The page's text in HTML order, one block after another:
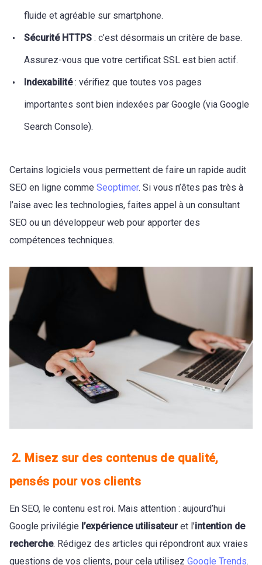
fluide et agréable sur smartphone.
Sécurité HTTPS : c’est désormais un critère de base.
Assurez-vous que votre certificat SSL est bien actif.
Indexabilité: vérifiez que toutes vos pages
importantes sont bien indexées par Google (via Google
Search Console).
Certains logiciels vous permettent de faire un rapide audit
SEO en ligne comme Seoptimer. Si vous n’êtes pas très à
l’aise avec les technologies, faites appel à un consultant
SEO ou un développeur web pour apporter des
compétences techniques.
2. Misez sur des contenus de qualité,
pensés pour vos clients
En SEO, le contenu est roi. Mais attention : aujourd’hui
Google privilégie l’expérience utilisateuret l’intention de
recherche. Rédigez des articles qui répondront aux vraies
questions de vos clients, pour cela utilisez Google Trends.